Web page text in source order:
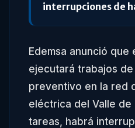
interrupciones de
Edemsa anunció que
ejecutará trabajos
preventivo en la red
eléctrica del Valle de
tareas, habrá